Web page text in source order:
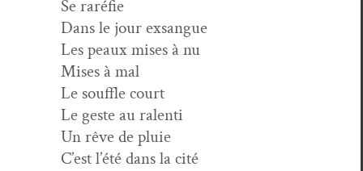
Se raréfie
Dans le jour exsangue
Les peaux mis­es à nu
Mis­es à mal
Le souf­fle court
Le geste au ralenti
Un rêve de pluie
C’est l’été dans la cité